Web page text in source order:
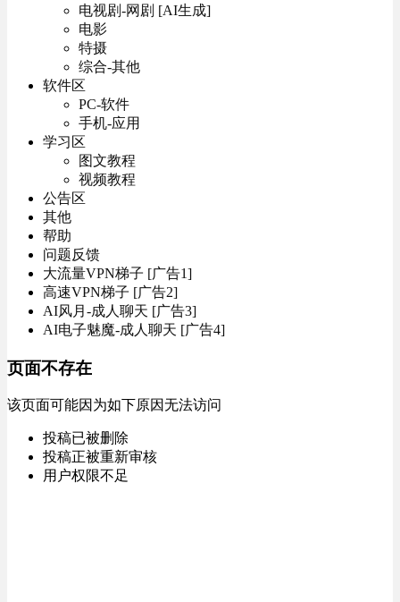
电视剧-网剧 [AI生成]
电影
特摄
综合-其他
软件区
PC-软件
手机-应用
学习区
图文教程
视频教程
公告区
其他
帮助
问题反馈
大流量VPN梯子 [广告1]
高速VPN梯子 [广告2]
AI风月-成人聊天 [广告3]
AI电子魅魔-成人聊天 [广告4]
页面不存在
该页面可能因为如下原因无法访问
投稿已被删除
投稿正被重新审核
用户权限不足